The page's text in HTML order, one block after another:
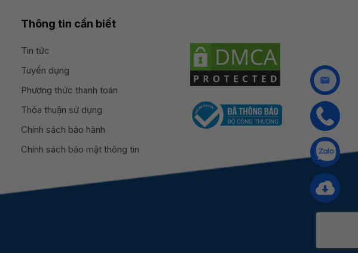
Thông tin cần biết
Tin tức
Tuyển dụng
Phương thức thanh toán
Thỏa thuận sử dụng
Chính sách bảo hành
Chính sách bảo mật thông tin